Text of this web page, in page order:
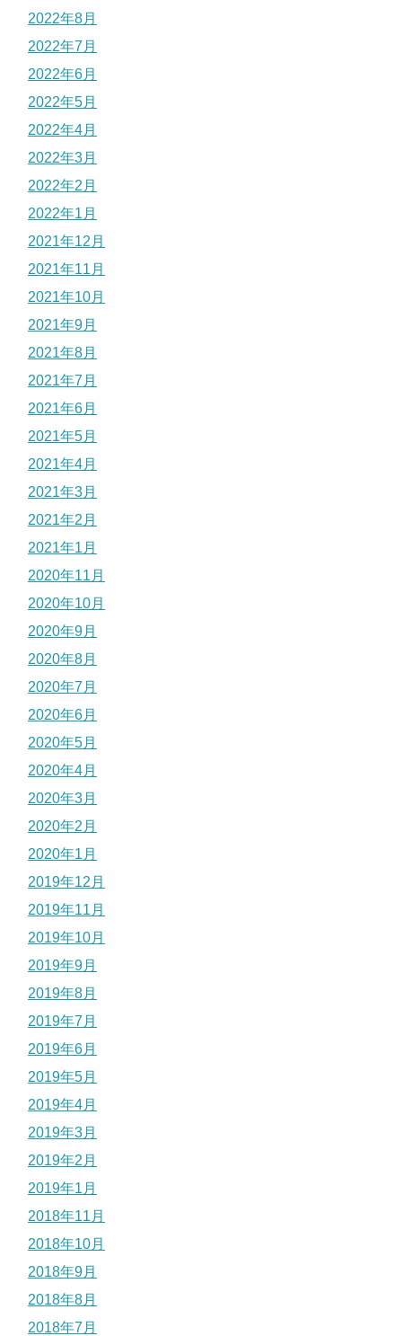
2022年8月
2022年7月
2022年6月
2022年5月
2022年4月
2022年3月
2022年2月
2022年1月
2021年12月
2021年11月
2021年10月
2021年9月
2021年8月
2021年7月
2021年6月
2021年5月
2021年4月
2021年3月
2021年2月
2021年1月
2020年11月
2020年10月
2020年9月
2020年8月
2020年7月
2020年6月
2020年5月
2020年4月
2020年3月
2020年2月
2020年1月
2019年12月
2019年11月
2019年10月
2019年9月
2019年8月
2019年7月
2019年6月
2019年5月
2019年4月
2019年3月
2019年2月
2019年1月
2018年11月
2018年10月
2018年9月
2018年8月
2018年7月